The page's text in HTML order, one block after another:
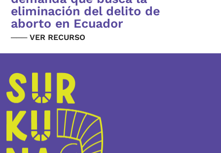
eliminación del delito de
aborto en Ecuador
─── VER RECURSO